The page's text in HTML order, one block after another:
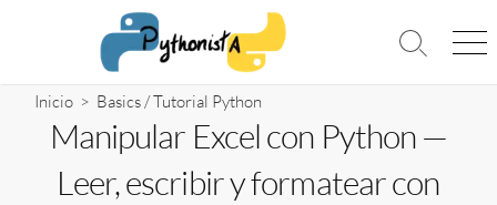
Alternar
Inicio > Basics/Tutorial Python
Manipular Excel con Python —
Leer, escribir y formatear con